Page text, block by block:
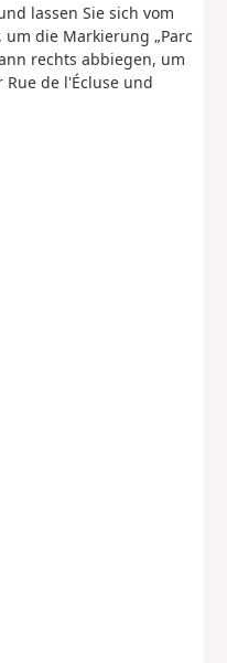
lassen Sie sich vom
um die Markierung „Parc
rechts abbiegen, um
de l'Écluse und